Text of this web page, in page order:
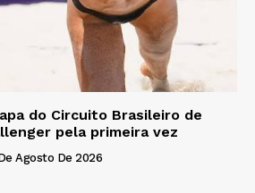
do Circuito Brasileiro de
pela primeira vez
Agosto De 2026